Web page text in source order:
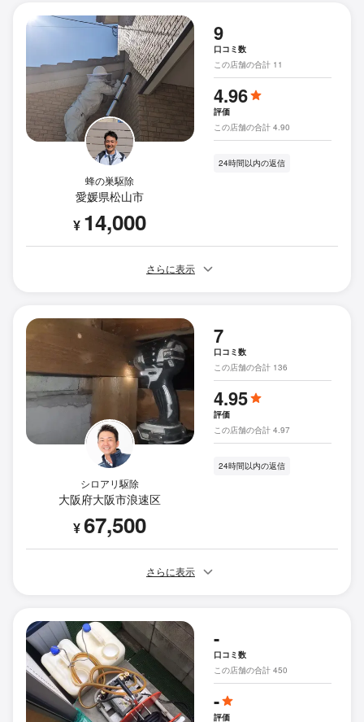
蜂の巣駆除
愛媛県松山市
¥ 14,000
9
口コミ数
この店舗の合計 11
4.96
評価
この店舗の合計 4.90
24時間以内の返信
さらに表示
シロアリ駆除
大阪府大阪市浪速区
¥67,500
7
口コミ数
この店舗の合計 136
4.95
評価
この店舗の合計 4.97
24時間以内の返信
さらに表示
-
口コミ数
この店舗の合計 450
-
評価